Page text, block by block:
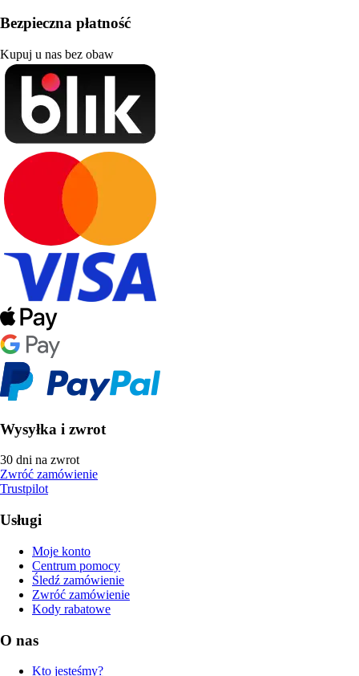
Bezpieczna płatność
Kupuj u nas bez obaw
Wysyłka i zwrot
30 dni na zwrot
Zwróć zamówienie
Trustpilot
Usługi
Moje konto
Centrum pomocy
Śledź zamówienie
Zwróć zamówienie
Kody rabatowe
O nas
Kto jesteśmy?